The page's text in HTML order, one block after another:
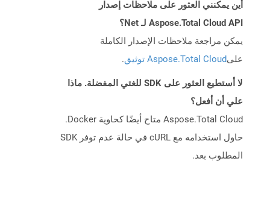
أين يمكنني العثور على ملاحظات إصدار
Aspose.Total Cloud API لـ Net؟
يمكن مراجعة ملاحظات الإصدار الكاملة
علىAspose.Total Cloud توثيق .
لا أستطيع العثور على SDK للغتي المفضلة. ماذا
علي أن أفعل؟
Aspose.Total Cloud متاح أيضًا كحاوية Docker.
حاول استخدامه مع cURL في حالة عدم توفر SDK
المطلوب بعد.